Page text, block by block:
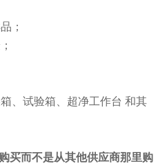
；
、试验箱、超净工作台 和其
买而不是从其他供应商那里购